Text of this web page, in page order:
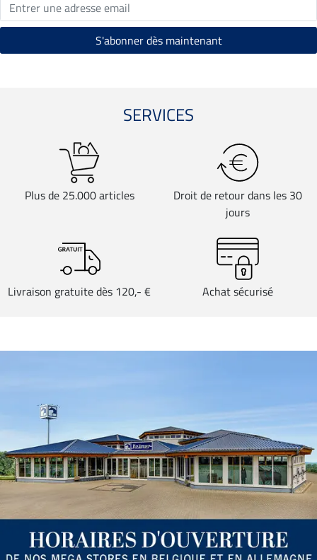
SERVICES
Plus de 25.000 articles
Droit de retour dans les 30
jours
Livraison gratuite dès 120,- € Achat sécurisé